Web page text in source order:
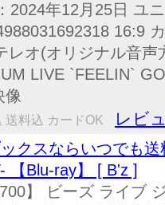
2024年12月25日 ユ
16:9
レオ(オリジナル音
LIVE `FEELIN`
像
送料込 カードOK レビ
ックスならいつでも
【Blu-ray】 [ B'z ]
】 ビーズ ライブ